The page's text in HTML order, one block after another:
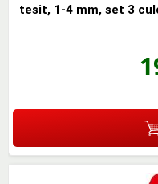
tesit, 1-4 mm, set 3